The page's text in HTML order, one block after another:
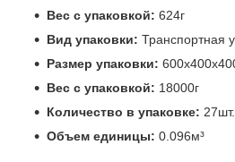
Вес с упаковкой: 624г
Вид упаковки: Транспортная
Размер упаковки:
Вес с упаковкой: 18000г
Количество в упаковке: 27шт.
Объем единицы: 0.096м³